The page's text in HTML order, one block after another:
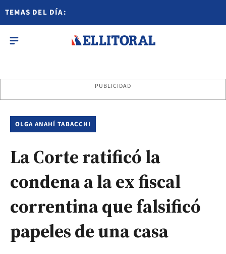
TEMAS DEL DÍA:
PUBLICIDAD
OLGA ANAHÍ TABACCHI
La Corte ratificó la
condena a la ex fiscal
correntina que falsificó
papeles de una casa